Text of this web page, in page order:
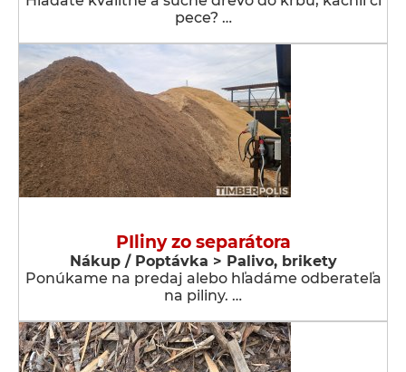
pece? …
PIliny zo separátora
Nákup / Poptávka > Palivo, brikety
Ponúkame na predaj alebo hľadáme odberateľa
na piliny. …